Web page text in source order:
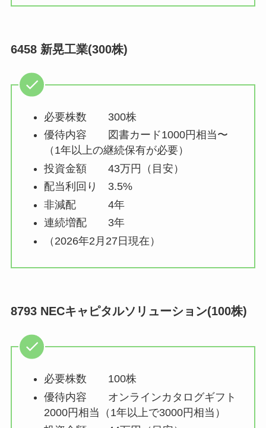
6458 新晃工業(300株)
必要株数 300株
優待内容 図書カード1000円相当〜
（1年以上の継続保有が必要）
投資金額 43万円（目安）
配当利回り 3.5%
非減配 4年
連続増配 3年
（2026年2月27日現在）
8793 NECキャピタルソリューション(100株)
必要株数 100株
優待内容 オンラインカタログギフト
2000円相当（1年以上で3000円相当）